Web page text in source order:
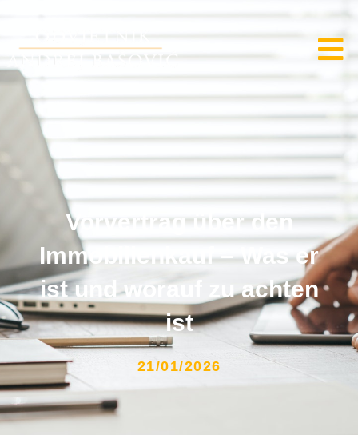
Vorvertrag über den
Immobilienkauf – Was er
ist und worauf zu achten
ist
21/01/2026